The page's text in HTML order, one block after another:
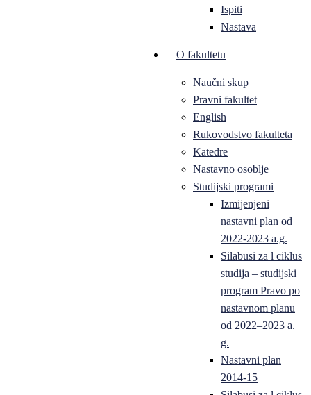
Ispiti
Nastava
O fakultetu
Naučni skup
Pravni fakultet
English
Rukovodstvo fakulteta
Katedre
Nastavno osoblje
Studijski programi
Izmijenjeni
nastavni plan od
2022-2023 a.g.
Silabusi za l ciklus
studija – studijski
program Pravo po
nastavnom planu
od 2022–2023 a.
g.
Nastavni plan
2014-15